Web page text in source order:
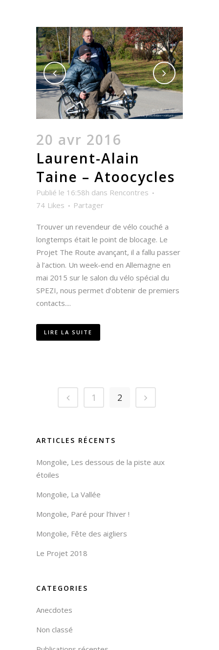
20 avr 2016
Laurent-Alain
Taine – Atoocycles
Publié le 16:58h dans Rencontres
74 Likes Partager
Trouver un revendeur de vélo couché a
longtemps était le point de blocage. Le
Projet The Route avançant, il a fallu passer
à l’action. Un week-end en Allemagne en
mai 2015 sur le salon du vélo spécial du
SPEZI, nous permet d’obtenir de premiers
contacts....
LIRE LA SUITE
1 2
ARTICLES RÉCENTS
Mongolie, Les dessous de la piste aux
étoiles
Mongolie, La Vallée
Mongolie, Paré pour l’hiver !
Mongolie, Fête des aigliers
Le Projet 2018
CATEGORIES
Anecdotes
Non classé